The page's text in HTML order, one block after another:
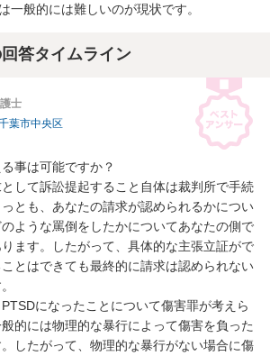
一般的には難しいのが現状です。
答タイムライン
士
葉市中央区
事は可能ですか？
して訴訟提起すること自体は裁判所で手続
とも、あなたの請求が認められるかについ
ような罵倒をしたかについてあなたの側で
ます。したがって、具体的な主張立証がで
とはできても最終的に請求は認められない
になったことについて傷害罪が考えら
的には物理的な暴行によって傷害を負った
したがって、物理的な暴行がない場合に傷